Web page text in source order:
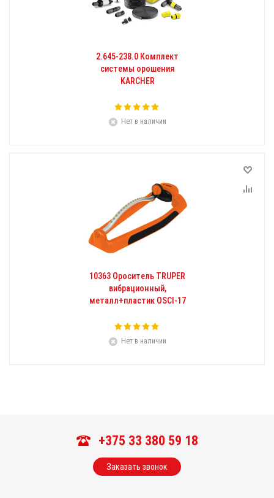
2.645-238.0 Комплект
системы орошения
KARCHER
Нет в наличии
10363 Ороситель TRUPER
вибрационный,
металл+пластик OSCI-17
Нет в наличии
+375 33 380 59 18
Заказать звонок